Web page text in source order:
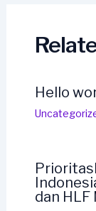
Hello
dan HLF